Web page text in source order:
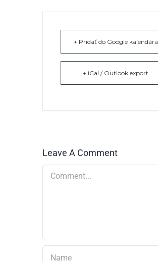
+ Pridať do Google kalendára
+ iCal / Outlook export
Leave A Comment
Comment